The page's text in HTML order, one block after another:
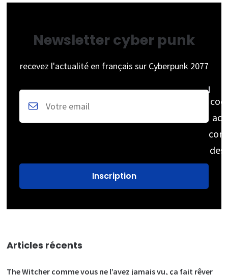
Newsletter cyber punk
recevez l'actualité en français sur Cyberpunk 2077
des
Articles récents
The Witcher comme vous ne l’avez jamais vu, ça fait rêver